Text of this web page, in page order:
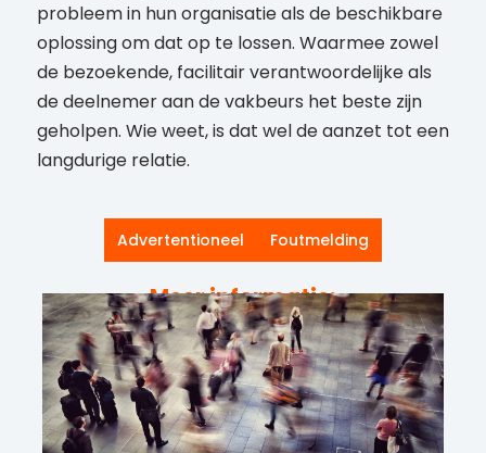
probleem in hun organisatie als de beschikbare
oplossing om dat op te lossen. Waarmee zowel
de bezoekende, facilitair verantwoordelijke als
de deelnemer aan de vakbeurs het beste zijn
geholpen. Wie weet, is dat wel de aanzet tot een
langdurige relatie.
Advertentioneel Foutmelding
Meer informatie: